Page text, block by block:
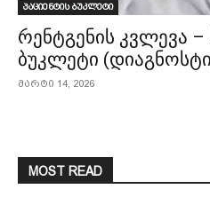
პაციენტის ბუკლეტი
რენტგენის კვლევა
ბუკლეტი
მარტი 14, 2026
MOST READ